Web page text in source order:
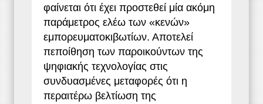
φαίνεται ότι έχει προστεθεί μία ακόμη
παράμετρος ελέω των «κενών»
εμπορευματοκιβωτίων. Αποτελεί
πεποίθηση των παροικούντων της
ψηφιακής τεχνολογίας στις
συνδυασμένες μεταφορές ότι η
περαιτέρω βελτίωση της